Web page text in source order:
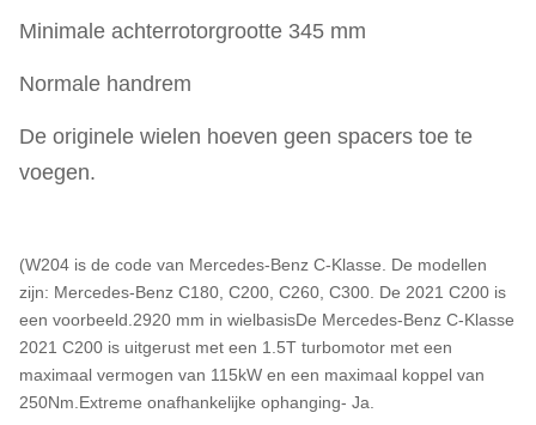
Minimale achterrotorgrootte 345 mm
Normale handrem
De originele wielen hoeven geen spacers toe te
voegen.
(W204 is de code van Mercedes-Benz C-Klasse. De modellen
zijn: Mercedes-Benz C180, C200, C260, C300. De 2021 C200 is
een voorbeeld.2920 mm in wielbasisDe Mercedes-Benz C-Klasse
2021 C200 is uitgerust met een 1.5T turbomotor met een
maximaal vermogen van 115kW en een maximaal koppel van
250Nm.Extreme onafhankelijke ophanging- Ja.